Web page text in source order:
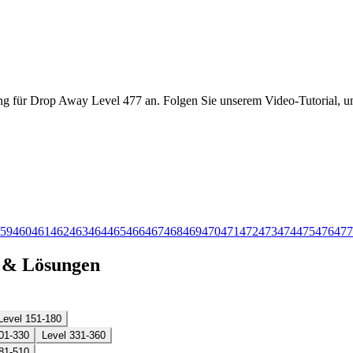
für Drop Away Level 477 an. Folgen Sie unserem Video-Tutorial,
460461462463464465466467468469470471472473474475476477
Lösungen
151-180
330
Level 331-360